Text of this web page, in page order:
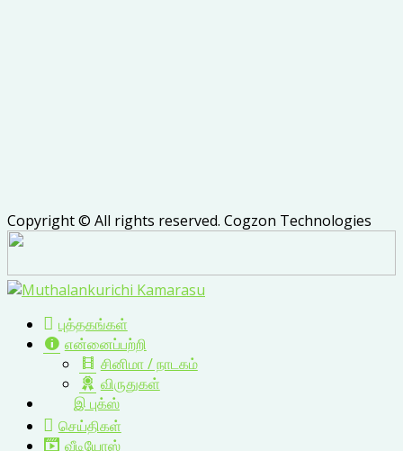
Copyright © All rights reserved. Cogzon Technologies
புத்தகங்கள்
என்னைப்பற்றி
சினிமா / நாடகம்
விருதுகள்
இ புக்ஸ்
செய்திகள்
வீடியோஸ்